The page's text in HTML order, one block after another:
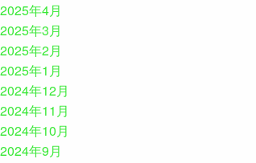
2025年4月
2025年3月
2025年2月
2025年1月
2024年12月
2024年11月
2024年10月
2024年9月